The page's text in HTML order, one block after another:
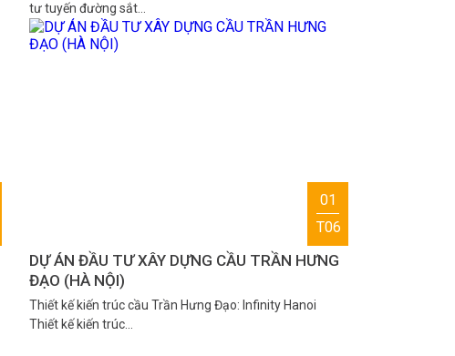
tư tuyến đường sắt…
01
T06
DỰ ÁN ĐẦU TƯ XÂY DỰNG CẦU TRẦN HƯNG
ĐẠO (HÀ NỘI)
Thiết kế kiến trúc cầu Trần Hưng Đạo: Infinity Hanoi
Thiết kế kiến trúc…